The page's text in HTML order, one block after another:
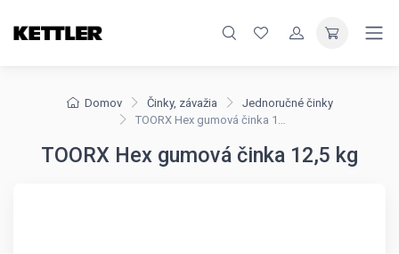
Domov Činky, závažia
Jednoručné činky
TOORX Hex gumová činka 12,5 kg
TOORX Hex gumová činka 12,5 kg